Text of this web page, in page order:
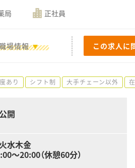
局 正社員
場情報 この求人に
あり シフト制 大手チェーン以外
開
水木金
～20:00（休憩60分）